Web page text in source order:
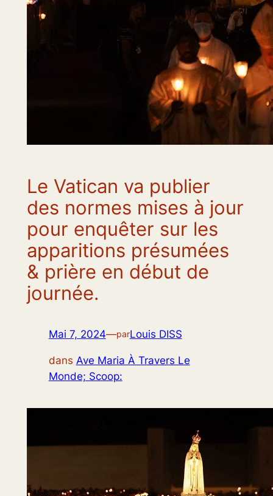
Le Vatican va publier
des normes mises à jour
pour enquêter sur les
apparitions présumées
& prière en début de
journée.
Mai 7, 2024—parLouis DISS
dans Ave Maria À Travers Le
Monde; Scoop: